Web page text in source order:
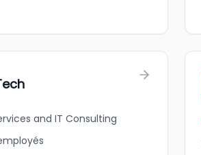
and IT Consulting